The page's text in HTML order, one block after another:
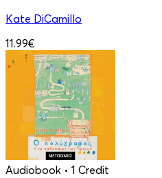
Kate DiCamillo
11.99€
Audiobook • 1 Credit